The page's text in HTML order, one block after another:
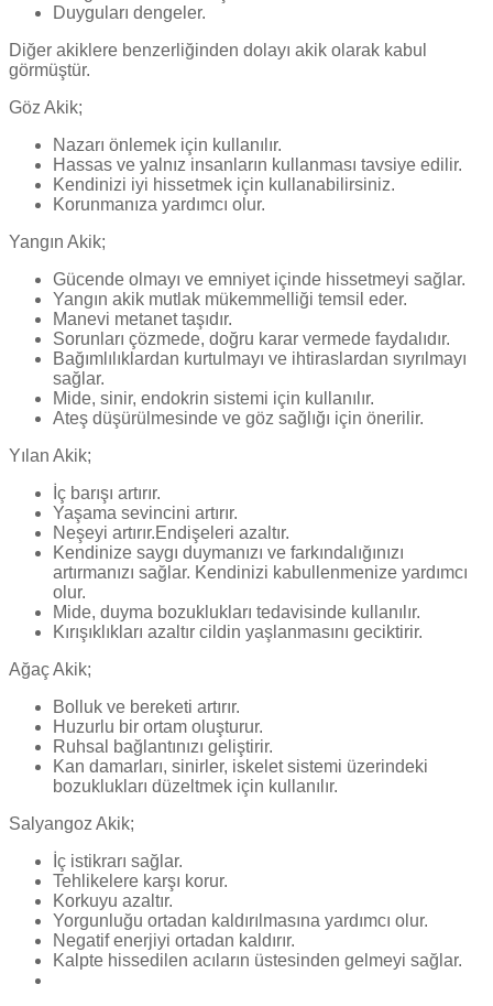
Duyguları dengeler.
Diğer akiklere benzerliğinden dolayı akik olarak kabul
görmüştür.
Göz Akik;
Nazarı önlemek için kullanılır.
Hassas ve yalnız insanların kullanması tavsiye edilir.
Kendinizi iyi hissetmek için kullanabilirsiniz.
Korunmanıza yardımcı olur.
Yangın Akik;
Gücende olmayı ve emniyet içinde hissetmeyi sağlar.
Yangın akik mutlak mükemmelliği temsil eder.
Manevi metanet taşıdır.
Sorunları çözmede, doğru karar vermede faydalıdır.
Bağımlılıklardan kurtulmayı ve ihtiraslardan sıyrılmayı
sağlar.
Mide, sinir, endokrin sistemi için kullanılır.
Ateş düşürülmesinde ve göz sağlığı için önerilir.
Yılan Akik;
İç barışı artırır.
Yaşama sevincini artırır.
Neşeyi artırır.Endişeleri azaltır.
Kendinize saygı duymanızı ve farkındalığınızı
artırmanızı sağlar. Kendinizi kabullenmenize yardımcı
olur.
Mide, duyma bozuklukları tedavisinde kullanılır.
Kırışıklıkları azaltır cildin yaşlanmasını geciktirir.
Ağaç Akik;
Bolluk ve bereketi artırır.
Huzurlu bir ortam oluşturur.
Ruhsal bağlantınızı geliştirir.
Kan damarları, sinirler, iskelet sistemi üzerindeki
bozuklukları düzeltmek için kullanılır.
Salyangoz Akik;
İç istikrarı sağlar.
Tehlikelere karşı korur.
Korkuyu azaltır.
Yorgunluğu ortadan kaldırılmasına yardımcı olur.
Negatif enerjiyi ortadan kaldırır.
Kalpte hissedilen acıların üstesinden gelmeyi sağlar.